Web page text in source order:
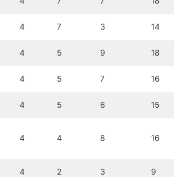
4 7 3 14
4 5 9 18
4 5 7 16
4 5 6 15
4 4 8 16
4 2 3 9